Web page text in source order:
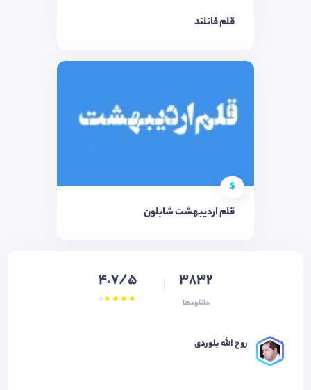
قلم فانلند
$
قلم اردیبهشت شابلون
3832
دانلودها
4.7/5
روح الله بلوردی